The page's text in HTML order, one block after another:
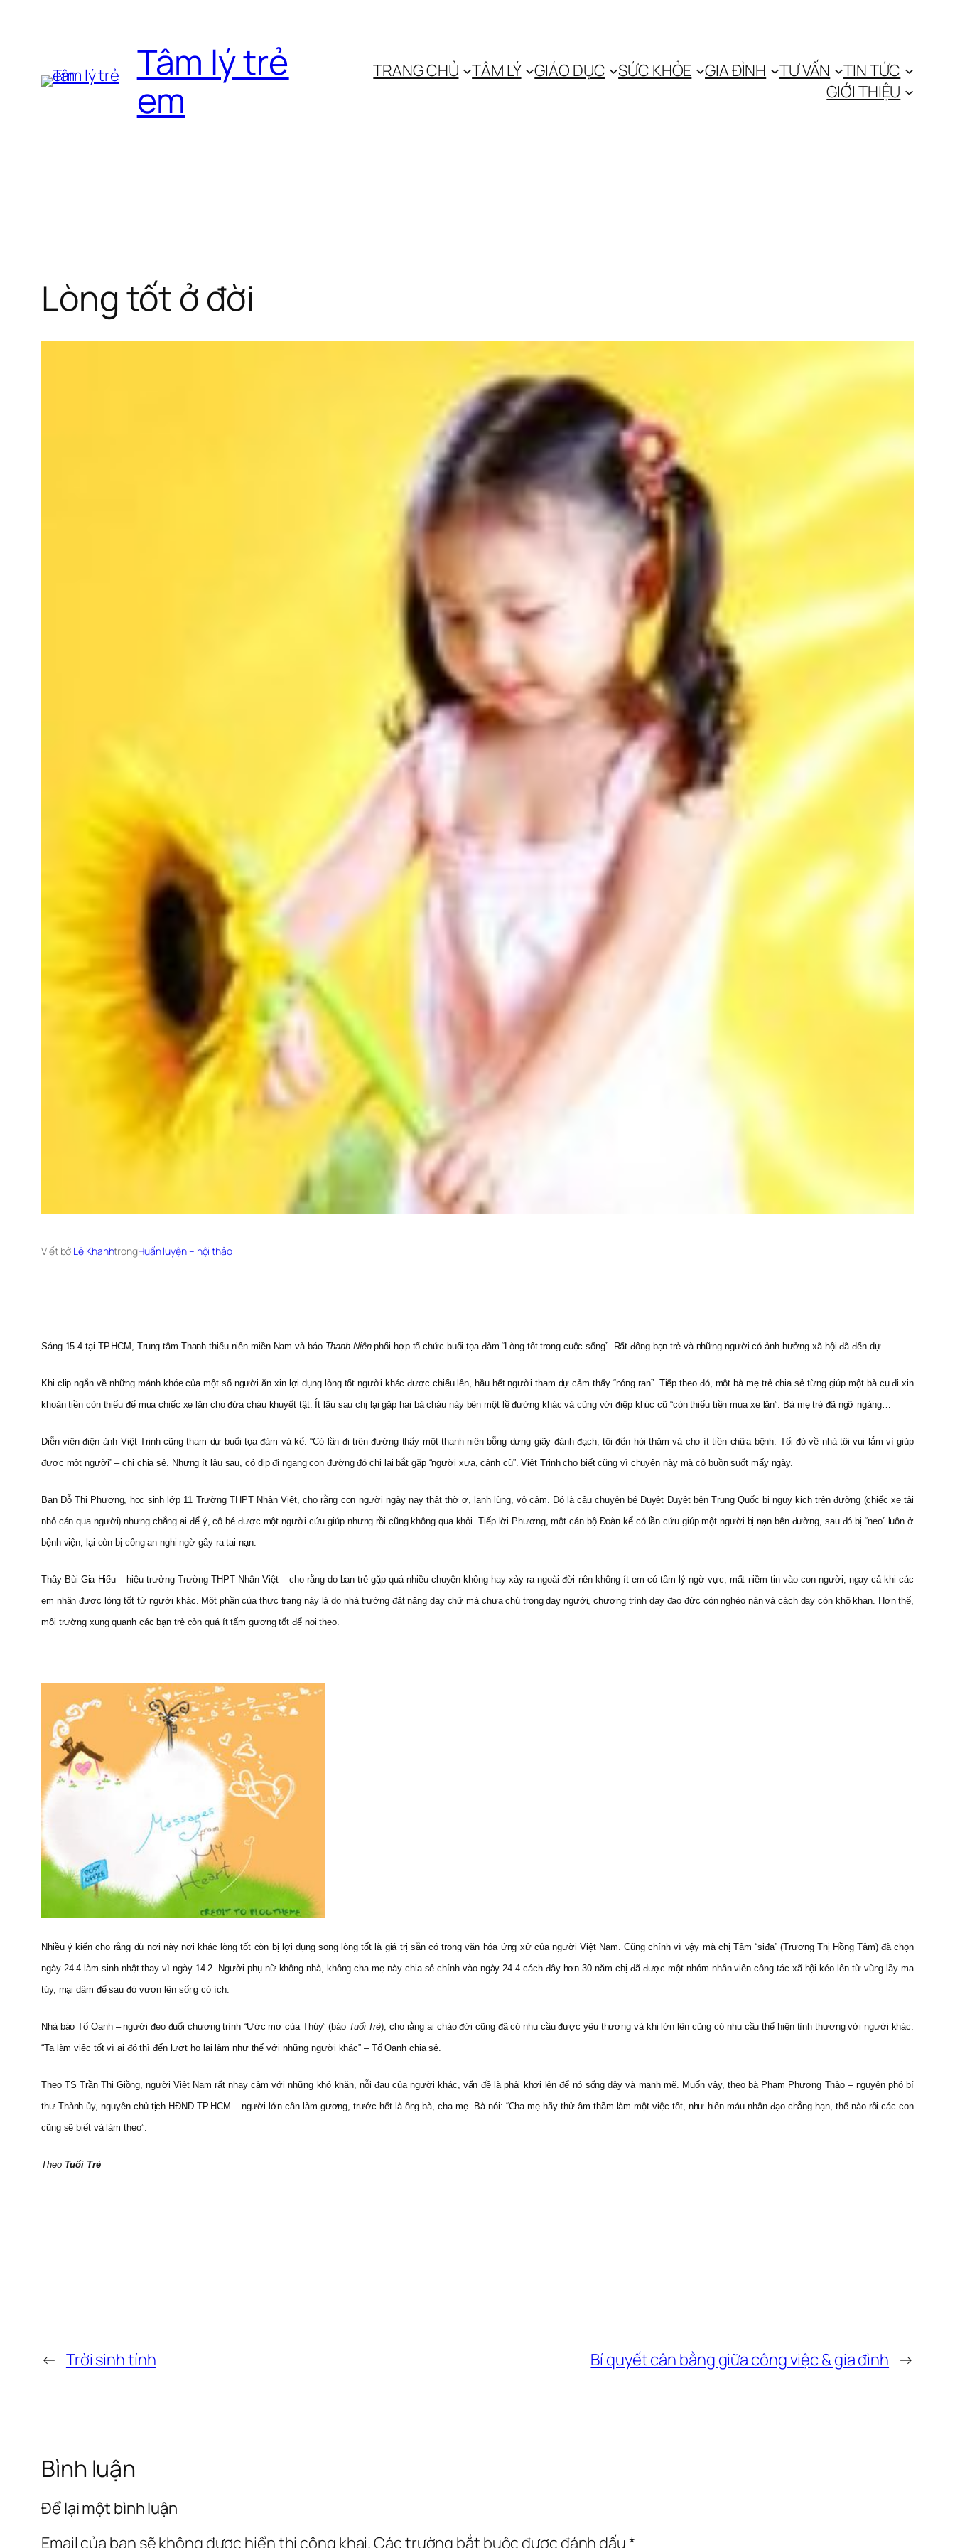
Tâm lý trẻ
em
TRANG CHỦ TÂM LÝ GIÁO DỤC SỨC KHỎE GIA ĐÌNH TƯ VẤN
TIN TỨC
GIỚI THIỆU
Lòng tốt ở đời
Viết bởiLê KhanhtrongHuấn luyện – hội thảo
Sáng 15-4 tại TP.HCM, Trung tâm Thanh thiếu niên miền Nam và báo Thanh Niênphối hợp tổ chức buổi tọa đàm “Lòng tốt trong cuộc sống”. Rất đông bạn trẻ và những người có ảnh hưởng xã hội đã đến dự.
Khi clip ngắn về những mánh khóe của một số người ăn xin lợi dụng lòng tốt người khác được chiếu lên, hầu hết người tham dự cảm thấy “nóng ran”. Tiếp theo đó, một bà mẹ trẻ chia sẻ từng giúp một bà cụ đi xin
khoản tiền còn thiếu để mua chiếc xe lăn cho đứa cháu khuyết tật. Ít lâu sau chị lại gặp hai bà cháu này bên một lề đường khác và cũng với điệp khúc cũ “còn thiếu tiền mua xe lăn”. Bà mẹ trẻ đã ngỡ ngàng…
Diễn viên điện ảnh Việt Trinh cũng tham dự buổi tọa đàm và kể: “Có lần đi trên đường thấy một thanh niên bỗng dưng giãy đành đạch, tôi đến hỏi thăm và cho ít tiền chữa bệnh. Tối đó về nhà tôi vui lắm vì giúp
được một người” – chị chia sẻ. Nhưng ít lâu sau, có dịp đi ngang con đường đó chị lại bắt gặp “người xưa, cảnh cũ”. Việt Trinh cho biết cũng vì chuyện này mà cô buồn suốt mấy ngày.
Bạn Đỗ Thị Phương, học sinh lớp 11 Trường THPT Nhân Việt, cho rằng con người ngày nay thật thờ ơ, lạnh lùng, vô cảm. Đó là câu chuyện bé Duyệt Duyệt bên Trung Quốc bị nguy kịch trên đường (chiếc xe tải
nhỏ cán qua người) nhưng chẳng ai để ý, cô bé được một người cứu giúp nhưng rồi cũng không qua khỏi. Tiếp lời Phương, một cán bộ Đoàn kể có lần cứu giúp một người bị nạn bên đường, sau đó bị “neo” luôn ở
bệnh viện, lại còn bị công an nghi ngờ gây ra tai nạn.
Thầy Bùi Gia Hiếu – hiệu trưởng Trường THPT Nhân Việt – cho rằng do bạn trẻ gặp quá nhiều chuyện không hay xảy ra ngoài đời nên không ít em có tâm lý ngờ vực, mất niềm tin vào con người, ngay cả khi các
em nhận được lòng tốt từ người khác. Một phần của thực trạng này là do nhà trường đặt nặng dạy chữ mà chưa chú trọng dạy người, chương trình dạy đạo đức còn nghèo nàn và cách dạy còn khô khan. Hơn thế,
môi trường xung quanh các bạn trẻ còn quá ít tấm gương tốt để noi theo.
Nhiều ý kiến cho rằng dù nơi này nơi khác lòng tốt còn bị lợi dụng song lòng tốt là giá trị sẵn có trong văn hóa ứng xử của người Việt Nam. Cũng chính vì vậy mà chị Tâm “siđa” (Trương Thị Hồng Tâm) đã chọn
ngày 24-4 làm sinh nhật thay vì ngày 14-2. Người phụ nữ không nhà, không cha mẹ này chia sẻ chính vào ngày 24-4 cách đây hơn 30 năm chị đã được một nhóm nhân viên công tác xã hội kéo lên từ vũng lầy ma
túy, mại dâm để sau đó vươn lên sống có ích.
Nhà báo Tố Oanh – người đeo đuổi chương trình “Ước mơ của Thúy” (báo Tuổi Trẻ), cho rằng ai chào đời cũng đã có nhu cầu được yêu thương và khi lớn lên cũng có nhu cầu thể hiện tình thương với người khác.
“Ta làm việc tốt vì ai đó thì đến lượt họ lại làm như thế với những người khác” – Tố Oanh chia sẻ.
Theo TS Trần Thị Giồng, người Việt Nam rất nhạy cảm với những khó khăn, nỗi đau của người khác, vấn đề là phải khơi lên để nó sống dậy và mạnh mẽ. Muốn vậy, theo bà Phạm Phương Thảo – nguyên phó bí
thư Thành ủy, nguyên chủ tịch HĐND TP.HCM – người lớn cần làm gương, trước hết là ông bà, cha mẹ. Bà nói: “Cha mẹ hãy thử âm thầm làm một việc tốt, như hiến máu nhân đạo chẳng hạn, thế nào rồi các con
cũng sẽ biết và làm theo”.
Theo Tuổi Trẻ
← Trời sinh tính Bí quyết cân bằng giữa công việc & gia đình →
Bình luận
Để lại một bình luận
Email của bạn sẽ không được hiển thị công khai.Các trường bắt buộc được đánh dấu*